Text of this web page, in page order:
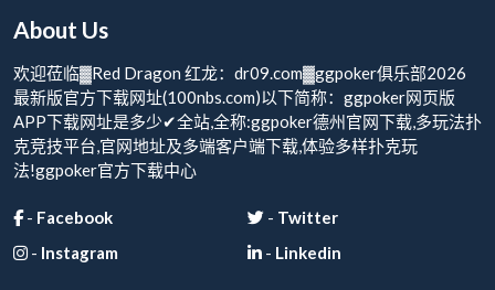
About Us
欢迎莅临▓Red Dragon 红龙：dr09.com▓ggpoker俱乐部2026
最新版官方下载网址(100nbs.com)以下简称：ggpoker网页版
APP下载网址是多少✔全站,全称:ggpoker德州官网下载,多玩法扑
克竞技平台,官网地址及多端客户端下载,体验多样扑克玩
法!ggpoker官方下载中心
- Facebook - Twitter
- Instagram - Linkedin